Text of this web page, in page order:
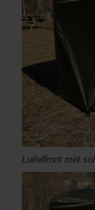
Luifelfront met